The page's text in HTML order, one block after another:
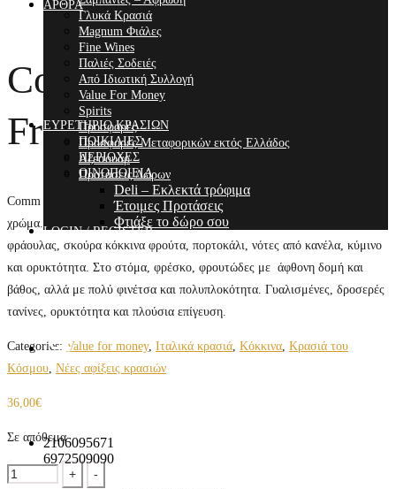
Γλυκά Κρασιά
Magnum Φιάλες
Fine Wines
Παλιές Σοδειές
Από Ιδιωτική Συλλογή
Value For Money
Spirits
Προσφορές
Προσφορές Μεταφορικών εκτός Ελλάδος
Αξεσουάρ
Προτάσεις Δώρων
Deli – Εκλεκτά τρόφιμα
Έτοιμες Προτάσεις
Φτιάξε το δώρο σου
ΑΡΘΡΑ
ΕΥΡΕΤΗΡΙΟ ΚΡΑΣΙΩΝ
ΠΟΙΚΙΛΙΕΣ
ΠΕΡΙΟΧΕΣ
ΟΙΝΟΠΟΙΕΙΑ
LOGIN / REGISTER
2106095671
6972509090
Comm GB Burlotto
Freisa 2022
Comm GB Burlotto Freisa. Freisa 100%. Ανοικτό διαυγές, ρουμπινί
χρώμα. Έντονο και ελκυστικό άρωμα από ροδοπέταλο και πουρέ
φράουλας, σκούρα κόκκινα φρούτα, πορτοκάλι, νότες από κανέλα, κύμινο
και ορυκτότητα. Στο στόμα, φρέσκο, φρουτώδες με άφθονη δομή και
βάθος, αλλά με πολύ φινέτσα και πολυπλοκότητα. Γυαλισμένες, δροσερές
τανίνες, ορυκτότητα και πλούσια επίγευση.
Categories: Value for money, Ιταλικά κρασιά Κόκκινα Κρασιά του
Κόσμου Νέες αφίξεις κρασιών
36,00€
Σε απόθεμα
Quantity